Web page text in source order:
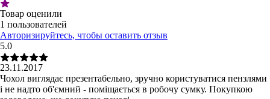
Товар оценили
1 пользователей
Авторизируйтесь, чтобы оставить отзыв
5.0
23.11.2017
Чохол виглядає презентабельно, зручно користуватися пензлями
і не надто об'ємний - поміщається в робочу сумку. Покупкою